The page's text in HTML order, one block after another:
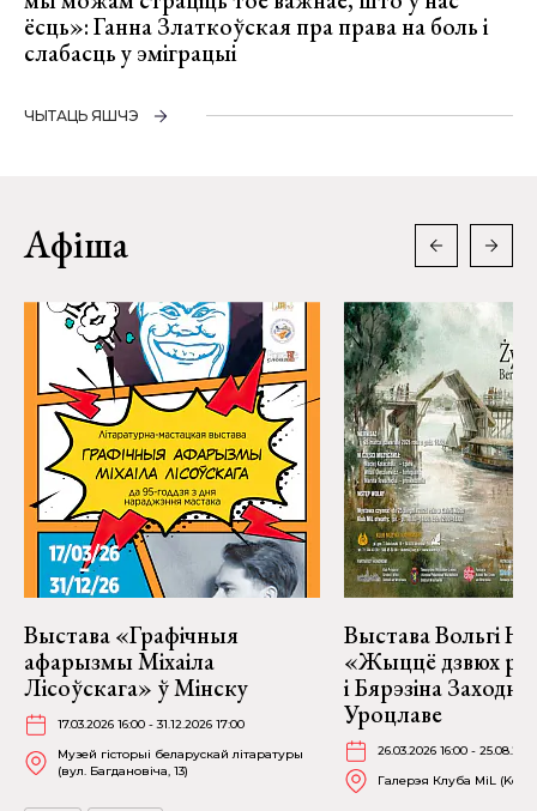
ёсць»: Ганна Златкоўская пра права на боль і
слабасць у эміграцыі
ЧЫТАЦЬ ЯШЧЭ
Афіша
Выстава «Графічныя
афарызмы Міхаіла
Лісоўскага» ў Мінску
17.03.2026 16:00 - 31.12.2026 17:00
Музей гісторыі беларускай літаратуры
(вул. Багдановіча, 13)
Выстава Вольгі
«Жыццё дзвюх
і Бярэзіна
Уроцлаве
26.03.2026 16:00 -
Галерэя Клуба MiL